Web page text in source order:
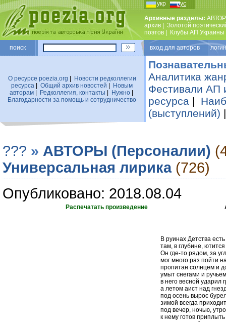
укр рус
Архивные разделы:
архив
Золотой
поэтов
Клубы АП Украины
поиск вход для авторов
О ресурсе poezia.org
Новости редколлегии
ресурса
Общий архив новостей
Новым
авторам| Редколлегия, контакты Нужно|
Благодарности за помощь и сотрудничество
Аналитика
Фестивали АП
ресурса |
(выступлений)
??? » АВТОРЫ (Персоналии)
Универсальная лирика (726)
Опубликовано: 2018.08.04
Распечатать произведение
В руинах Детства
там, в глубине,
Он где-то рядом, за
мог много раз пойти
пропитан солнцем и
умыт снегами и
в него весной ударил
а летом аист над
под осень вырос
зимой всегда
под вечер, ночью,
к нему готов